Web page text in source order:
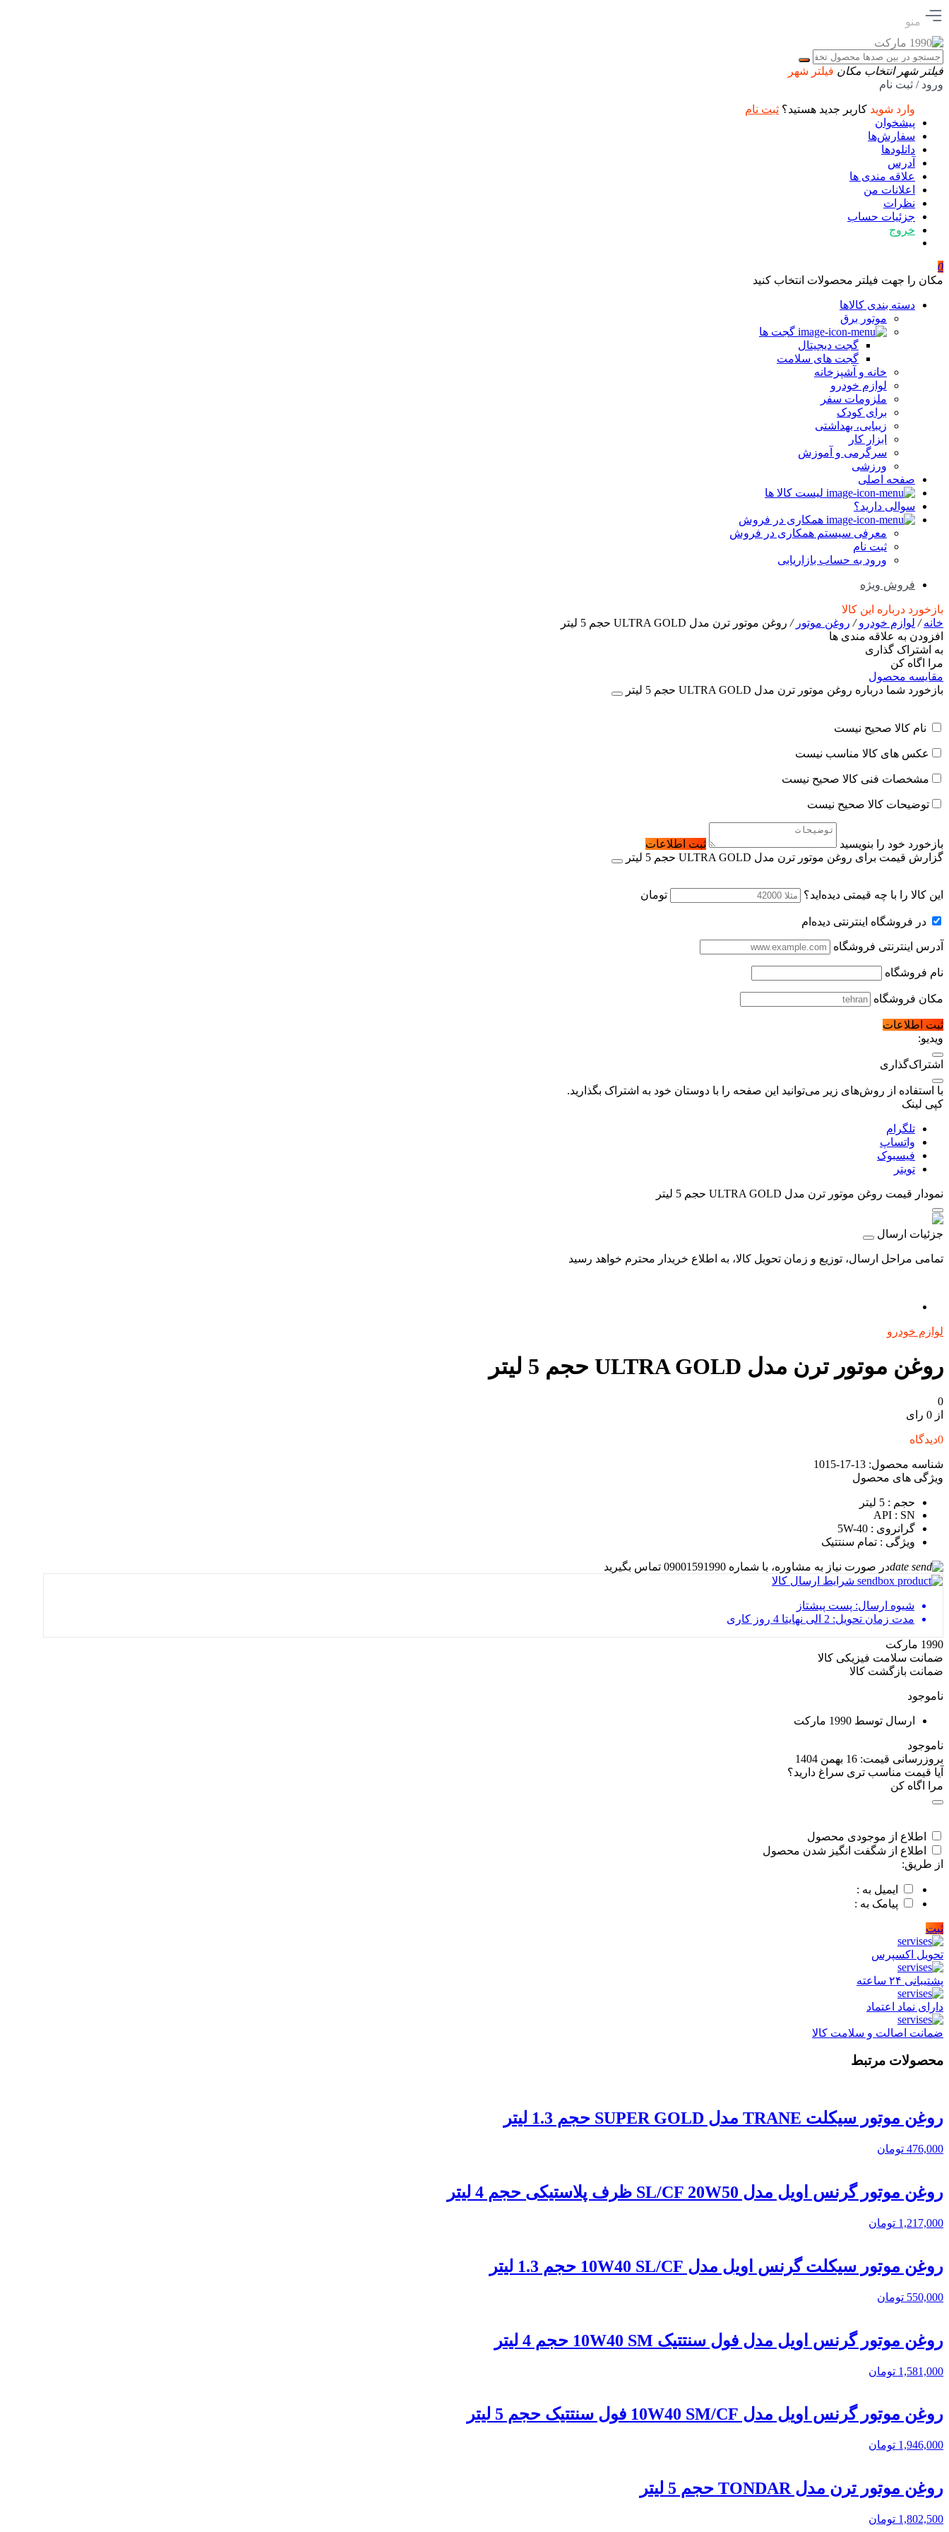
منو
فیلتر شهر انتخاب مکان فیلتر شهر
ورود / ثبت نام
وارد شوید کاربر جدید هستید؟ ثبت نام
پیشخوان
سفارش‌ها
دانلودها
آدرس
علاقه مندی ها
اعلانات من
نظرات
جزئیات حساب
خروج
0
مکان را جهت فیلتر محصولات انتخاب کنید
دسته بندی کالاها
موتور برق
گجت ها
گجت دیجیتال
گجت های سلامت
خانه و آشپزخانه
لوازم خودرو
ملزومات سفر
برای کودک
زیبایی، بهداشتی
ابزار کار
سرگرمی و آموزش
ورزشی
صفحه اصلی
لیست کالا ها
سوالی دارید؟
همکاری در فروش
معرفی سیستم همکاری در فروش
ثبت نام
ورود به حساب بازاریابی
فروش ویژه
بازخورد درباره این کالا
خانه/ لوازم خودرو/ روغن موتور / روغن موتور ترن مدل ULTRA GOLD حجم 5 لیتر
افزودن به علاقه مندی ها
به اشتراک گذاری
مرا اگاه کن
مقایسه محصول
بازخورد شما درباره روغن موتور ترن مدل ULTRA GOLD حجم 5 لیتر
نام کالا صحیح نیست
عکس های کالا مناسب نیست
مشخصات فنی کالا صحیح نیست
توضیحات کالا صحیح نیست
بازخورد خود را بنویسید
ثبت اطلاعات
گزارش قیمت برای روغن موتور ترن مدل ULTRA GOLD حجم 5 لیتر
این کالا را با چه قیمتی دیده‌اید؟ تومان
در فروشگاه اینترنتی دیده‌ام
آدرس اینترنتی فروشگاه
نام فروشگاه
مکان فروشگاه
ثبت اطلاعات
ویدیو:
اشتراک‌گذاری
با استفاده از روش‌های زیر می‌توانید این صفحه را با دوستان خود به اشتراک بگذارید.
کپی لینک
تلگرام
واتساپ
فیسبوک
تویتر
نمودار قیمت روغن موتور ترن مدل ULTRA GOLD حجم 5 لیتر
جزئیات ارسال
تمامی مراحل ارسال، توزیع و زمان تحویل کالا، به اطلاع خریدار محترم خواهد رسید
لوازم خودرو
روغن موتور ترن مدل ULTRA GOLD حجم 5 لیتر
0
از 0 رای
0دیدگاه
شناسه محصول: 13-17-1015
ویژگی های محصول
حجم : 5 لیتر
API : SN
گرانروی : 5W-40
ویژگی : تمام سنتتیک
در صورت نیاز به مشاوره، با شماره 09001591990 تماس بگیرید
شرایط ارسال کالا
شیوه ارسال: پست پیشتاز
مدت زمان تحویل: 2 الی نهایتا 4 روز کاری
1990 مارکت
ضمانت سلامت فیزیکی کالا
ضمانت بازگشت کالا
ناموجود
ارسال توسط 1990 مارکت
ناموجود
بروزرسانی قیمت: 16 بهمن 1404
آیا قیمت مناسب تری سراغ دارید؟
مرا اگاه کن
اطلاع از موجودی محصول
اطلاع از شگفت انگیز شدن محصول
از طریق:
ایمیل به :
پیامک به :
ثبت
تحویل اکسپرس
پشتیبانی ۲۴ ساعته
دارای نماد اعتماد
ضمانت اصالت و سلامت کالا
محصولات مرتبط
روغن موتور سیکلت TRANE مدل SUPER GOLD حجم 1.3 لیتر
476,000 تومان
روغن موتور گرنس اویل مدل SL/CF 20W50 ظرف پلاستیکی حجم 4 لیتر
1,217,000 تومان
روغن موتور سیکلت گرنس اویل مدل 10W40 SL/CF حجم 1.3 لیتر
550,000 تومان
روغن موتور گرنس اویل مدل فول سنتتیک 10W40 SM حجم 4 لیتر
1,581,000 تومان
روغن موتور گرنس اویل مدل 10W40 SM/CF فول سنتتیک حجم 5 لیتر
1,946,000 تومان
روغن موتور ترن مدل TONDAR حجم 5 لیتر
1,802,500 تومان